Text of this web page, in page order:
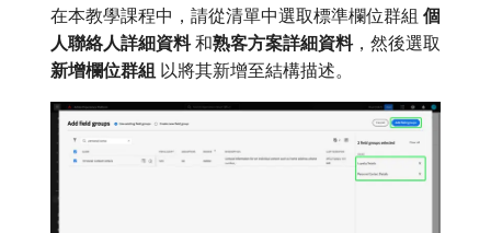
在本教學課程中，請從清單中選取標準欄位群組​ 個
人聯絡人詳細資料​和​熟客方案詳細資料，然後選取​
新增欄位群組 ​以將其新增至結構描述。